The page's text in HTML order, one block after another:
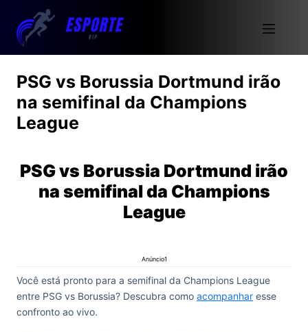
PSG vs Borussia Dortmund irão
na semifinal da Champions
League
PSG vs Borussia Dortmund irão
na semifinal da Champions
League
Anúncio1
Você está pronto para a semifinal da Champions League
entre PSG vs Borussia? Descubra como acompanhar esse
confronto ao vivo.